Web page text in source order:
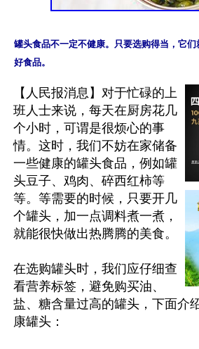
罐头食品不一定不健康。只要选购得当，它
【人民报消息】对于忙碌的上
班人士来说，每天在厨房花几
个小时，可谓是很烦心的事
情。这时，我们不妨在家储备
一些健康的罐头食品，例如罐
头豆子、鸡肉、碎西红柿等
等。等需要的时候，只要开几
个罐头，加一点调料煮一煮，
就能很快做出热腾腾的美食。
在选购罐头时，我们应仔细查
看营养标签，避免购买油、
盐、糖含量过高的罐头，下面介
康罐头：